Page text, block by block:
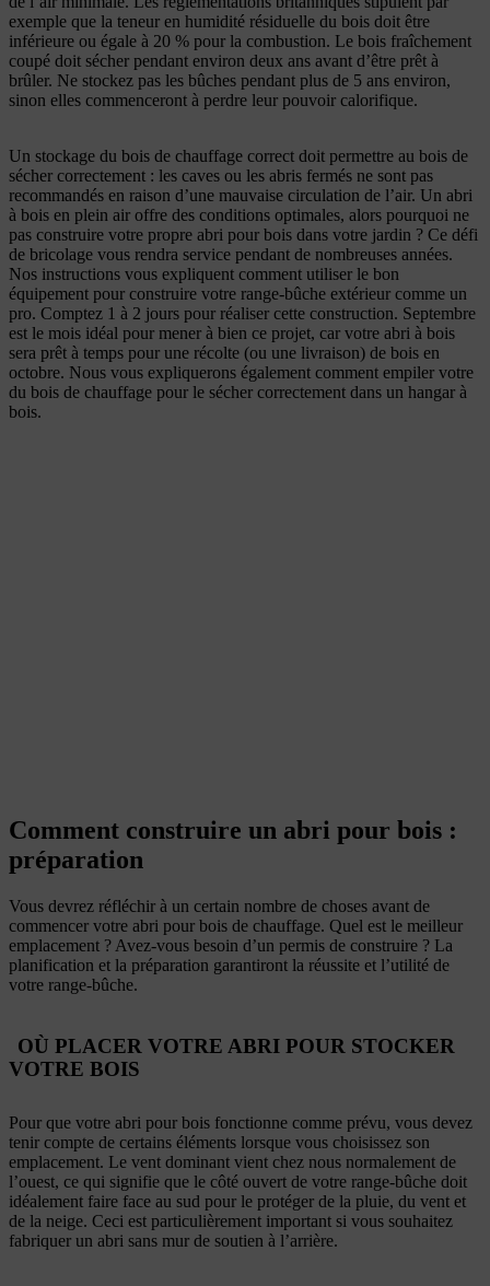
exemple que la teneur en humidité résiduelle du bois doit être
inférieure ou égale à 20 % pour la combustion. Le bois fraîchement
coupé doit sécher pendant environ deux ans avant d’être prêt à
brûler. Ne stockez pas les bûches pendant plus de 5 ans environ,
sinon elles commenceront à perdre leur pouvoir calorifique.
Un stockage du bois de chauffage correct doit permettre au bois de
sécher correctement : les caves ou les abris fermés ne sont pas
recommandés en raison d’une mauvaise circulation de l’air. Un abri
à bois en plein air offre des conditions optimales, alors pourquoi ne
pas construire votre propre abri pour bois dans votre jardin ? Ce défi
de bricolage vous rendra service pendant de nombreuses années.
Nos instructions vous expliquent comment utiliser le bon
équipement pour construire votre range-bûche extérieur comme un
pro. Comptez 1 à 2 jours pour réaliser cette construction. Septembre
est le mois idéal pour mener à bien ce projet, car votre abri à bois
sera prêt à temps pour une récolte (ou une livraison) de bois en
octobre. Nous vous expliquerons également comment empiler votre
du bois de chauffage pour le sécher correctement dans un hangar à
bois.
Comment construire un abri pour bois :
préparation
Vous devrez réfléchir à un certain nombre de choses avant de
commencer votre abri pour bois de chauffage. Quel est le meilleur
emplacement ? Avez-vous besoin d’un permis de construire ? La
planification et la préparation garantiront la réussite et l’utilité de
votre range-bûche.
OÙ PLACER VOTRE ABRI POUR STOCKER
VOTRE BOIS
Pour que votre abri pour bois fonctionne comme prévu, vous devez
tenir compte de certains éléments lorsque vous choisissez son
emplacement. Le vent dominant vient chez nous normalement de
l’ouest, ce qui signifie que le côté ouvert de votre range-bûche doit
idéalement faire face au sud pour le protéger de la pluie, du vent et
de la neige. Ceci est particulièrement important si vous souhaitez
fabriquer un abri sans mur de soutien à l’arrière.